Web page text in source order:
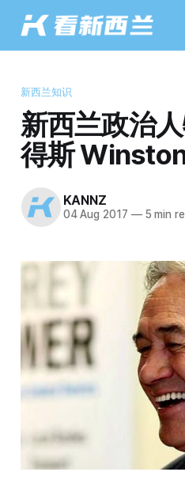
新西兰知识
新西兰政治
得斯
KANNZ
04 Aug 2017 —5 min